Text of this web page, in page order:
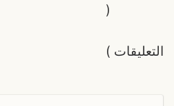
التعليقات
(
)